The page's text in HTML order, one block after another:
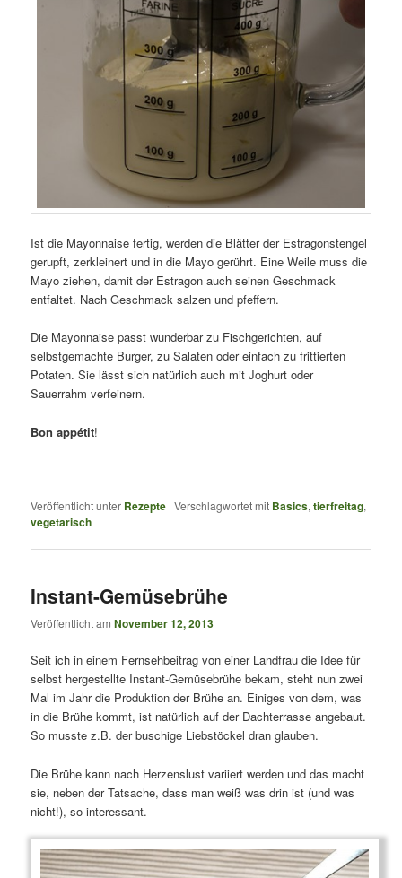
Ist die Mayonnaise fertig, werden die Blätter der Estragonstengel
gerupft, zerkleinert und in die Mayo gerührt. Eine Weile muss die
Mayo ziehen, damit der Estragon auch seinen Geschmack
entfaltet. Nach Geschmack salzen und pfeffern.
Die Mayonnaise passt wunderbar zu Fischgerichten, auf
selbstgemachte Burger, zu Salaten oder einfach zu frittierten
Potaten. Sie lässt sich natürlich auch mit Joghurt oder
Sauerrahm verfeinern.
Bon appétit!
Veröffentlicht unter Rezepte |Verschlagwortet mit Basics,tierfreitag,
vegetarisch
Instant-Gemüsebrühe
Veröffentlicht amNovember 12, 2013
Seit ich in einem Fernsehbeitrag von einer Landfrau die Idee für
selbst hergestellte Instant-Gemüsebrühe bekam, steht nun zwei
Mal im Jahr die Produktion der Brühe an. Einiges von dem, was
in die Brühe kommt, ist natürlich auf der Dachterrasse angebaut.
So musste z.B. der buschige Liebstöckel dran glauben.
Die Brühe kann nach Herzenslust variiert werden und das macht
sie, neben der Tatsache, dass man weiß was drin ist (und was
nicht!), so interessant.